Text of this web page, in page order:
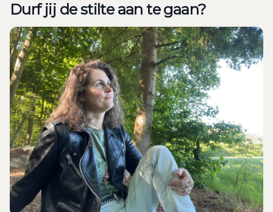
Durf jij de stilte aan te gaan?